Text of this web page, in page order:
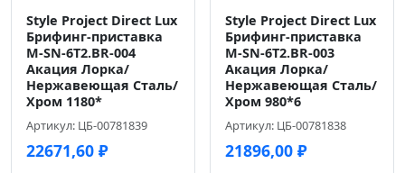
Style Project Direct Lux
Брифинг-приставка
M-SN-6T2.BR-004
Акация Лорка/
Нержавеющая Сталь/
Хром 1180*
Артикул: ЦБ-00781839
22671,60 ₽
Style Project Direct Lux
Брифинг-приставка
M-SN-6T2.BR-003
Акация Лорка/
Нержавеющая Сталь/
Хром 980*6
Артикул: ЦБ-00781838
21896,00 ₽